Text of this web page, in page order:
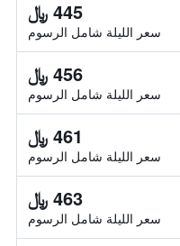
445 ﷼
سعر الليلة شامل الرسوم
456 ﷼
سعر الليلة شامل الرسوم
461 ﷼
سعر الليلة شامل الرسوم
463 ﷼
سعر الليلة شامل الرسوم